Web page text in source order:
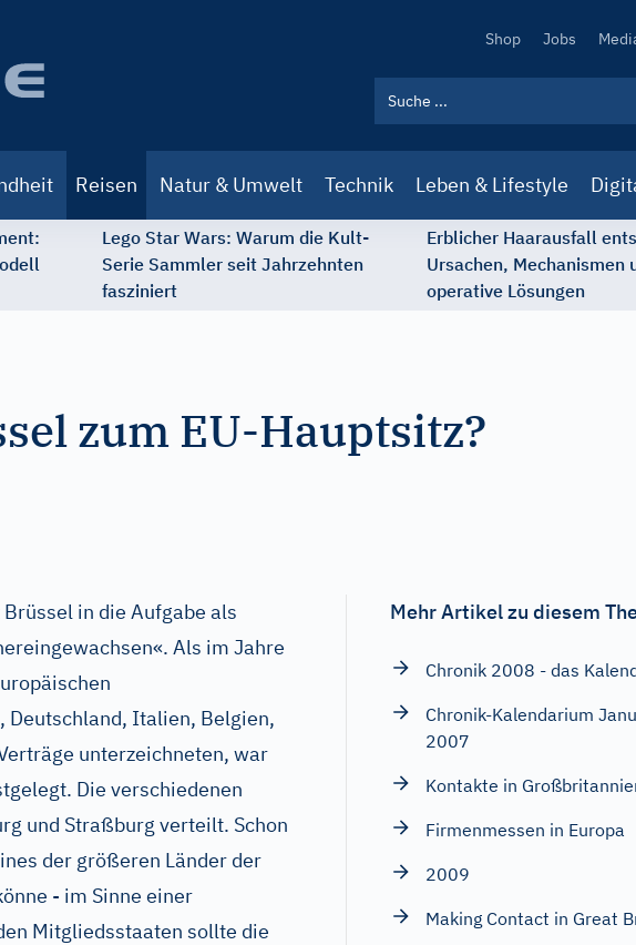
Secondary
Shop Jobs
Reisen Natur & Umwelt Technik Leben & Lifestyle
Lego Star Wars: Warum die Kult-
Serie Sammler seit Jahrzehnten
fasziniert
Erblicher Haarausfall
Ursachen, Mechanismen
operative Lösungen
zum EU-Hauptsitz?
in die Aufgabe als
Als im Jahre
Italien, Belgien,
unterzeichneten, war
Die verschiedenen
und Straßburg verteilt. Schon
der größeren Länder der
- im Sinne einer
Mitgliedsstaaten sollte die
Mehr Artikel zu diesem
Chronik 2008 - das
Chronik-Kalendarium
2007
Kontakte in
Firmenmessen in Europa
2009
Making Contact in Great